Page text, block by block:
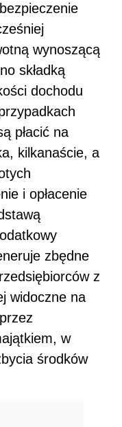
wynoszącą
składką
dochodu
płacić na
kilkanaście, a
i opłacenie
zbędne
z
widoczne na
w
środków